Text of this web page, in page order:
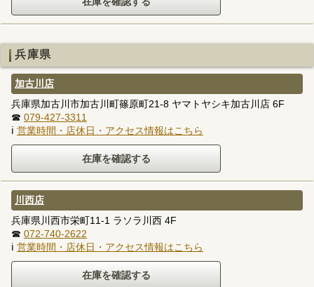
兵庫県
加古川店
兵庫県加古川市加古川町篠原町21-8 ヤマトヤシキ加古川店 6F
☎ 079-427-3311
ℹ 営業時間・店休日・アクセス情報はこちら
川西店
兵庫県川西市栄町11-1 ラソラ川西 4F
☎ 072-740-2622
ℹ 営業時間・店休日・アクセス情報はこちら